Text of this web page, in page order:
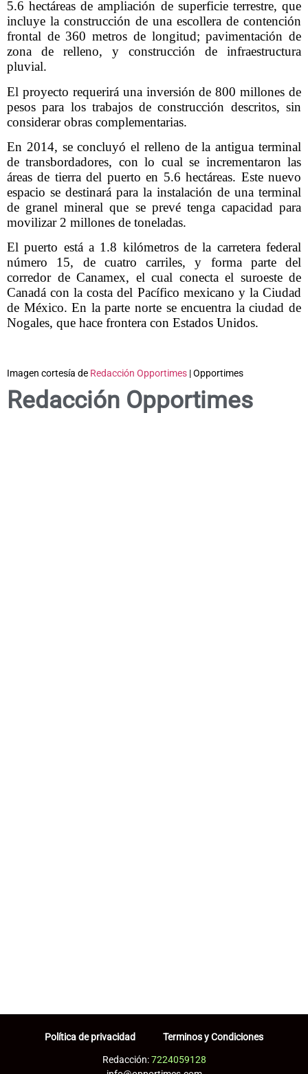
5.6 hectáreas de ampliación de superficie terrestre, que
incluye la construcción de una escollera de contención
frontal de 360 metros de longitud; pavimentación de
zona de relleno, y construcción de infraestructura
pluvial.
El proyecto requerirá una inversión de 800 millones de
pesos para los trabajos de construcción descritos, sin
considerar obras complementarias.
En 2014, se concluyó el relleno de la antigua terminal
de transbordadores, con lo cual se incrementaron las
áreas de tierra del puerto en 5.6 hectáreas. Este nuevo
espacio se destinará para la instalación de una terminal
de granel mineral que se prevé tenga capacidad para
movilizar 2 millones de toneladas.
El puerto está a 1.8 kilómetros de la carretera federal
número 15, de cuatro carriles, y forma parte del
corredor de Canamex, el cual conecta el suroeste de
Canadá con la costa del Pacífico mexicano y la Ciudad
de México. En la parte norte se encuentra la ciudad de
Nogales, que hace frontera con Estados Unidos.
Imagen cortesía de Redacción Opportimes | Opportimes
Redacción Opportimes
Política de privacidad Terminos y Condiciones
Redacción:7224059128